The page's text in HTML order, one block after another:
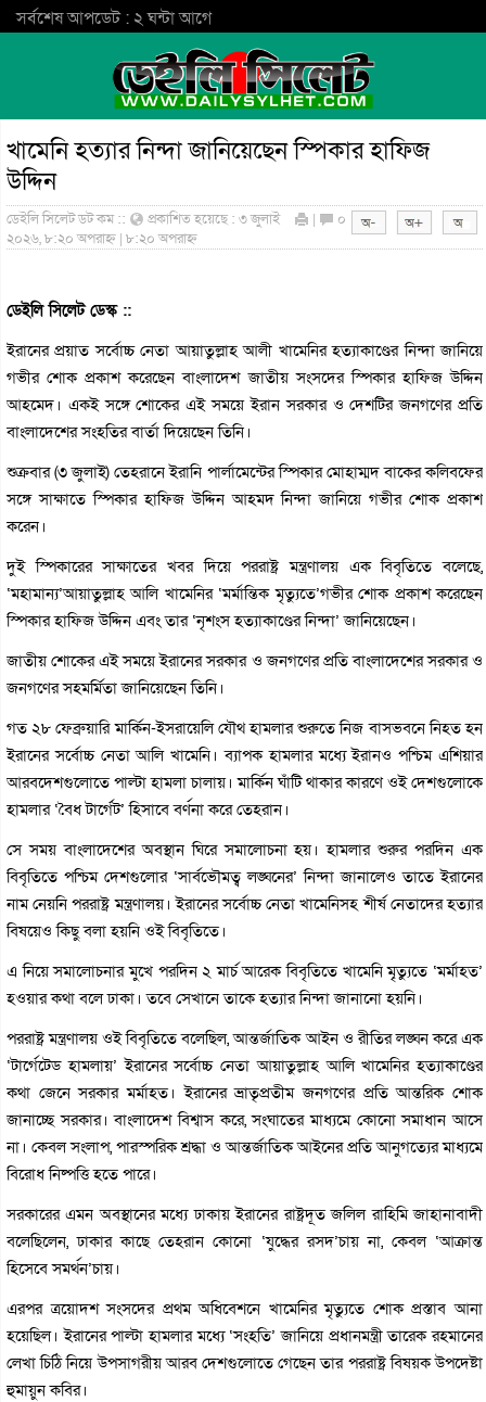
সর্বশেষ আপডেট : ২ ঘন্টা আগে
খামেনি হত্যার নিন্দা জানিয়েছেন স্পিকার হাফিজ
উদ্দিন
ডেইলি সিলেট ডট কম ::
প্রকাশিত হয়েছে : ৩ জুলাই
২০২৬, ৮:২০ অপরাহ্ন | ৮:২০ অপরাহ্ন
| ০
ডেইলি সিলেট ডেস্ক ::
ইরানের প্রয়াত সর্বোচ্চ নেতা আয়াতুল্লাহ আলী খামেনির হত্যাকাণ্ডের নিন্দা জানিয়ে
গভীর শোক প্রকাশ করেছেন বাংলাদেশ জাতীয় সংসদের স্পিকার হাফিজ উদ্দিন
আহমেদ। একই সঙ্গে শোকের এই সময়ে ইরান সরকার ও দেশটির জনগণের প্রতি
বাংলাদেশের সংহতির বার্তা দিয়েছেন তিনি।
শুক্রবার (৩ জুলাই) তেহরানে ইরানি পার্লামেন্টের স্পিকার মোহাম্মদ বাকের কলিবফের
সঙ্গে সাক্ষাতে স্পিকার হাফিজ উদ্দিন আহমদ নিন্দা জানিয়ে গভীর শোক প্রকাশ
করেন।
দুই স্পিকারের সাক্ষাতের খবর দিয়ে পররাষ্ট্র মন্ত্রণালয় এক বিবৃতিতে বলেছে,
‘মহামান্য’আয়াতুল্লাহ আলি খামেনির ‘মর্মান্তিক মৃত্যুতে’গভীর শোক প্রকাশ করেছেন
স্পিকার হাফিজ উদ্দিন এবং তার ‘নৃশংস হত্যাকাণ্ডের নিন্দা’ জানিয়েছেন।
জাতীয় শোকের এই সময়ে ইরানের সরকার ও জনগণের প্রতি বাংলাদেশের সরকার ও
জনগণের সহমর্মিতা জানিয়েছেন তিনি।
গত ২৮ ফেব্রুয়ারি মার্কিন-ইসরায়েলি যৌথ হামলার শুরুতে নিজ বাসভবনে নিহত হন
ইরানের সর্বোচ্চ নেতা আলি খামেনি। ব্যাপক হামলার মধ্যে ইরানও পশ্চিম এশিয়ার
আরবদেশগুলোতে পাল্টা হামলা চালায়। মার্কিন ঘাঁটি থাকার কারণে ওই দেশগুলোকে
হামলার ‘বৈধ টার্গেট’ হিসাবে বর্ণনা করে তেহরান।
সে সময় বাংলাদেশের অবস্থান ঘিরে সমালোচনা হয়। হামলার শুরুর পরদিন এক
বিবৃতিতে পশ্চিম দেশগুলোর ‘সার্বভৌমত্ব লঙ্ঘনের’ নিন্দা জানালেও তাতে ইরানের
নাম নেয়নি পররাষ্ট্র মন্ত্রণালয়। ইরানের সর্বোচ্চ নেতা খামেনিসহ শীর্ষ নেতাদের হত্যার
বিষয়েও কিছু বলা হয়নি ওই বিবৃতিতে।
এ নিয়ে সমালোচনার মুখে পরদিন ২ মার্চ আরেক বিবৃতিতে খামেনি মৃ্ত্যুতে ‘মর্মাহত’
হওয়ার কথা বলে ঢাকা। তবে সেখানে তাকে হত্যার নিন্দা জানানো হয়নি।
পররাষ্ট্র মন্ত্রণালয় ওই বিবৃতিতে বলেছিল, আন্তর্জাতিক আইন ও রীতির লঙ্ঘন করে এক
‘টার্গেটেড হামলায়’ ইরানের সর্বোচ্চ নেতা আয়াতুল্লাহ আলি খামেনির হত্যাকাণ্ডের
কথা জেনে সরকার মর্মাহত। ইরানের ভ্রাতৃপ্রতীম জনগণের প্রতি আন্তরিক শোক
জানাচ্ছে সরকার। বাংলাদেশ বিশ্বাস করে, সংঘাতের মাধ্যমে কোনো সমাধান আসে
না। কেবল সংলাপ, পারস্পরিক শ্রদ্ধা ও আন্তর্জাতিক আইনের প্রতি আনুগত্যের মাধ্যমে
বিরোধ নিষ্পত্তি হতে পারে।
সরকারের এমন অবস্থানের মধ্যে ঢাকায় ইরানের রাষ্ট্রদূত জলিল রাহিমি জাহানাবাদী
বলেছিলেন, ঢাকার কাছে তেহরান কোনো ‘যুদ্ধের রসদ’চায় না, কেবল ‘আক্রান্ত
হিসেবে সমর্থন’চায়।
এরপর ত্রয়োদশ সংসদের প্রথম অধিবেশনে খামেনির মৃত্যুতে শোক প্রস্তাব আনা
হয়েছিল। ইরানের পাল্টা হামলার মধ্যে ‘সংহতি’ জানিয়ে প্রধানমন্ত্রী তারেক রহমানের
লেখা চিঠি নিয়ে উপসাগরীয় আরব দেশগুলোতে গেছেন তার পররাষ্ট্র বিষয়ক উপদেষ্টা
হুমায়ুন কবির।